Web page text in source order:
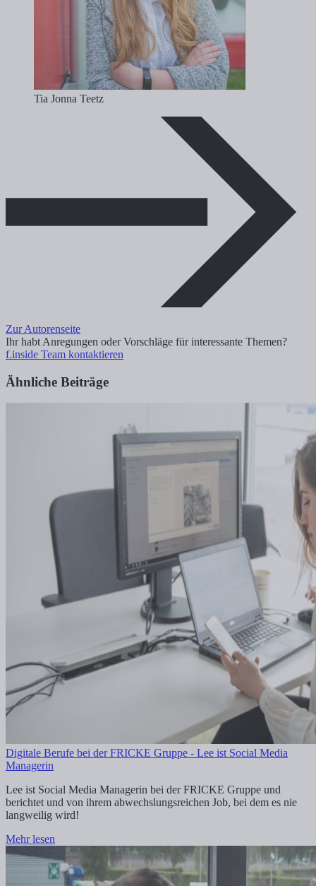
Tia Jonna Teetz
Zur Autorenseite
Ihr habt Anregungen oder Vorschläge für interessante Themen?
f.inside Team kontaktieren
Ähnliche Beiträge
Digitale Berufe bei der FRICKE Gruppe - Lee ist Social Media
Managerin
Lee ist Social Media Managerin bei der FRICKE Gruppe und
berichtet und von ihrem abwechslungsreichen Job, bei dem es nie
langweilig wird!
Mehr lesen